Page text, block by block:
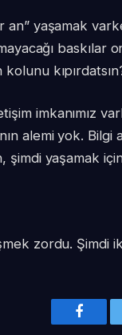
yaşamak
baskılar
imkanımız
alemi yok. Bilgi
şimdi yaşamak
zordu. Şimdi